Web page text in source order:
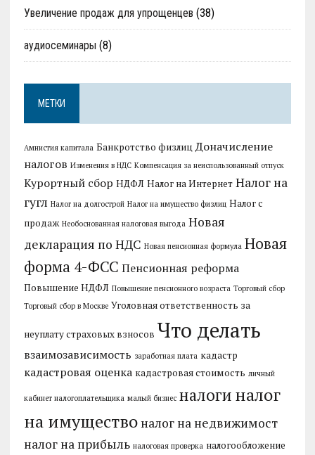
Увеличение продаж для упрощенцев (38)
аудиосеминары (8)
МЕТКИ
Амнистия капитала Банкротство физлиц Доначисление
налогов Изменения в НДС Компенсация за неиспользованный отпуск
Курортный сбор НДФЛ Налог на Интернет Налог на
гугл Налог на долгострой Налог на имущество физлиц Налог с
продаж Необоснованная налоговая выгода Новая
декларация по НДС Новая пенсионная формула Новая
форма 4-ФСС Пенсионная реформа
Повышение НДФЛ Повышение пенсионного возраста Торговый сбор
Торговый сбор в Москве Уголовная ответственность за
неуплату страховых взносов Что делать
взаимозависимость заработная плата кадастр
кадастровая оценка кадастровая стоимость личный
кабинет налогоплательщика малый бизнес налоги налог
на имущество налог на недвижимост
налог на прибыль налоговая проверка налогообложение